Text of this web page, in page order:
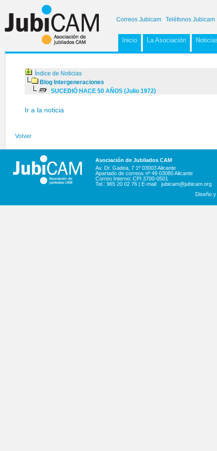
Correos Jubicam Teléfonos Jubicam
Inicio La Asociación
Índice de Noticias
Blog Intergeneraciones
SUCEDIÓ HACE 50 AÑOS (Julio 1972)
Ir a la noticia
Volver
Asociación de Jubilados CAM
Av. Dr. Gadea, 7 1º 03003 Alicante
Apartado de correos nº 49 03080 Alicante
Correo Interno: CPI 3700-0501
Tel.: 965 20 02 76 | E-mail:
jubicam@jubicam.org
Diseño